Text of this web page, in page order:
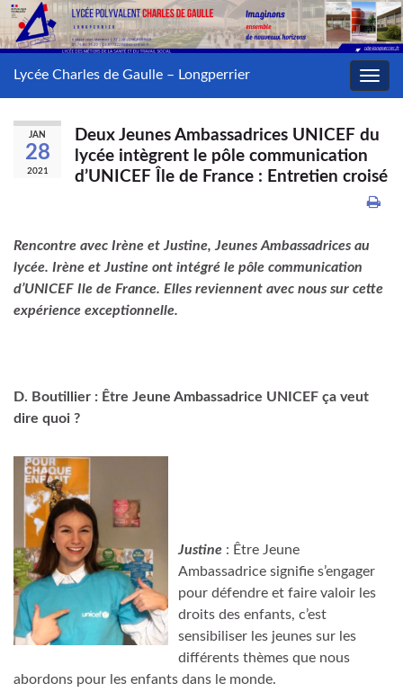
Lycée Charles de Gaulle – Longperrier
JAN
28
2021
Deux Jeunes Ambassadrices UNICEF du
lycée intègrent le pôle communication
d’UNICEF Île de France : Entretien croisé
Rencontre avec Irène et Justine, Jeunes Ambassadrices au
lycée. Irène et Justine ont intégré le pôle communication
d’UNICEF Ile de France. Elles reviennent avec nous sur cette
expérience exceptionnelle.
D. Boutillier : Être Jeune Ambassadrice UNICEF ça veut
dire quoi ?
Justine: Être Jeune
Ambassadrice signifie s’engager
pour défendre et faire valoir les
droits des enfants, c’est
sensibiliser les jeunes sur les
différents thèmes que nous
abordons pour les enfants dans le monde.